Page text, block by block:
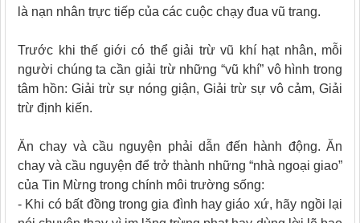
là nạn nhân trực tiếp của các cuộc chạy đua vũ trang.
Trước khi thế giới có thể giải trừ vũ khí hạt nhân, mỗi
người chúng ta cần giải trừ những “vũ khí” vô hình trong
tâm hồn: Giải trừ sự nóng giận, Giải trừ sự vô cảm, Giải
trừ định kiến.
Ăn chay và cầu nguyện phải dẫn đến hành động. Ăn
chay và cầu nguyện để trở thành những “nhà ngoại giao”
của Tin Mừng trong chính môi trường sống:
- Khi có bất đồng trong gia đình hay giáo xứ, hãy ngồi lại